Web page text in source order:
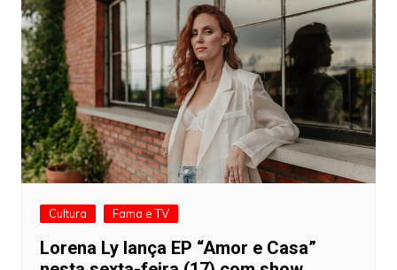
Cultura Fama e TV
Lorena Ly lança EP “Amor e Casa”